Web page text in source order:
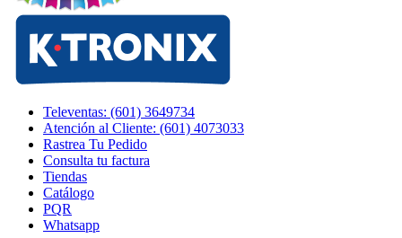
Televentas: (601) 3649734
Atención al Cliente: (601) 4073033
Rastrea Tu Pedido
Consulta tu factura
Tiendas
Catálogo
PQR
Whatsapp